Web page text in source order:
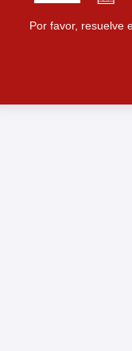
Por favor, resuelve